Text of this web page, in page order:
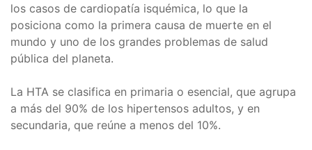
los casos de cardiopatía isquémica, lo que la
posiciona como la primera causa de muerte en el
mundo y uno de los grandes problemas de salud
pública del planeta.
La HTA se clasifica en primaria o esencial, que agrupa
a más del 90% de los hipertensos adultos, y en
secundaria, que reúne a menos del 10%.